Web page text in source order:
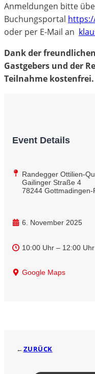
Anmeldungen bitte
Buchungsportal
oder per E-Mail an
Dank der
Gastgebers und der
Teilnahme kostenfrei.
Event Details
Randegger Ottilien-
Gailinger Straße 4
78244 Gottmadingen-
6. November 2025
10:00 Uhr – 12:00 Uhr
Google Maps
←ZURÜCK